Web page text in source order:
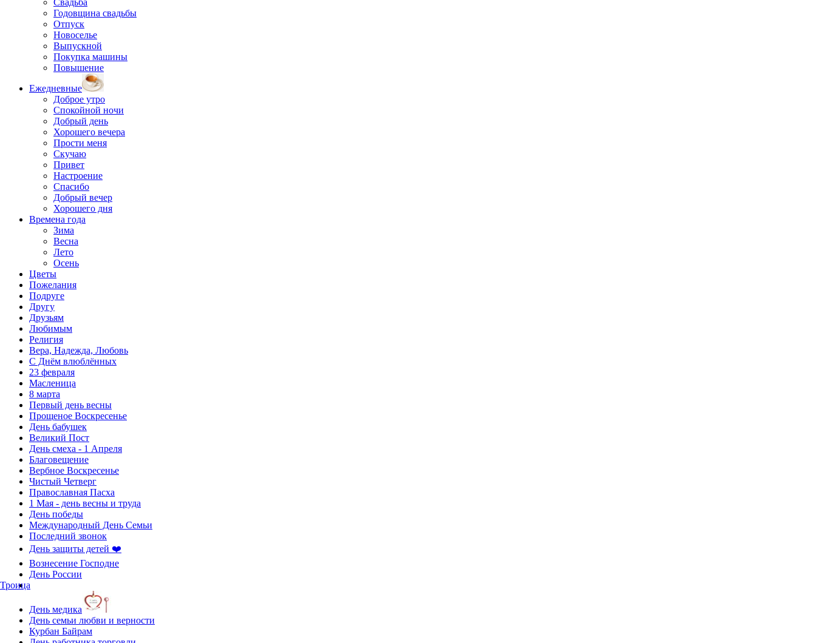
Годовщина свадьбы
Отпуск
Новоселье
Выпускной
Покупка машины
Повышение
Ежедневные
Доброе утро
Спокойной ночи
Добрый день
Хорошего вечера
Прости меня
Скучаю
Привет
Настроение
Спасибо
Добрый вечер
Хорошего дня
Времена года
Зима
Весна
Лето
Осень
Цветы
Пожелания
Подруге
Другу
Друзьям
Любимым
Религия
Вера, Надежда, Любовь
С Днём влюблённых
23 февраля
Масленица
8 марта
Первый день весны
Прощеное Воскресенье
День бабушек
Великий Пост
День смеха - 1 Апреля
Благовещение
Вербное Воскресенье
Чистый Четверг
Православная Пасха
1 Мая - день весны и труда
День победы
Международный День Семьи
Последний звонок
День защиты детей ❤️
Вознесение Господне
День России
Троица
День медика
День семьи любви и верности
Курбан Байрам